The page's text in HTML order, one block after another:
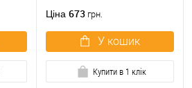
Ціна 673 грн.
У кошик
Купити в 1 клік